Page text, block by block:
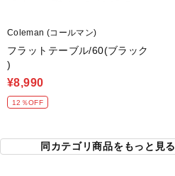
Coleman (コールマン)
フラットテーブル/60(ブラック
)
¥8,990
12％OFF
同カテゴリ商品をもっと見る